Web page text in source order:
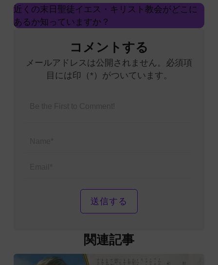
近くの末日聖徒イエス・キリスト教会がどこに
あるか知っていますか？
コメントする
メールアドレスは公開されません。必須項
目には印（*）がついています。
関連記事